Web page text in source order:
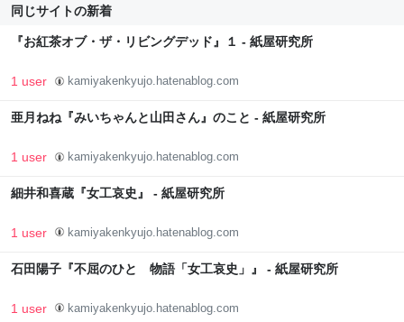
同じサイトの新着
『お紅茶オブ・ザ・リビングデッド』１ - 紙屋研究所
1 user kamiyakenkyujo.hatenablog.com
亜月ねね『みいちゃんと山田さん』のこと - 紙屋研究所
1 user kamiyakenkyujo.hatenablog.com
細井和喜蔵『女工哀史』 - 紙屋研究所
1 user kamiyakenkyujo.hatenablog.com
石田陽子『不屈のひと 物語「女工哀史」』 - 紙屋研究所
1 user kamiyakenkyujo.hatenablog.com